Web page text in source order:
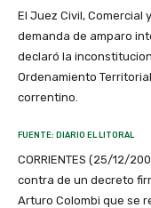
El Juez Civil, Comercial
demanda de amparo
declaró la
Ordenamiento
correntino.
FUENTE: DIARIO EL LITORAL
CORRIENTES (25/12/
contra de un decreto
Arturo Colombi que se